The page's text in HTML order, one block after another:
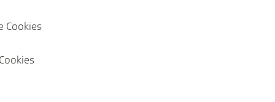
aus Einmalzahlungen bei Kurzarbeit?
Anspruch auf Kurzarbeitergeld, wenn er
Cookies